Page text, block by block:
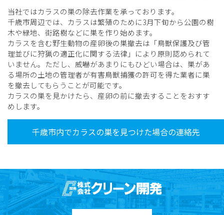
当社ではカラスの巣の除去作業を承っております。
千歳市周辺では、カラスは繁殖のために3月下旬から公園の樹
木や緑地、街路樹などに巣を作り始めます。
カラスを含む野生動物の産卵後の巣撤去は「鳥獣保護及び管
理並びに狩猟の適正化に関する法律」により原則認められて
いません。ただし、威嚇があまりにもひどい場合は、巣があ
る場所の土地の管理者が有害鳥獣捕獲の許可を得た業者に巣
を撤去してもらうことが可能です。
カラスの巣を見かけたら、産卵の前に撤去することをおすす
めします。
千歳市内でカラスの巣を見つけた場合の連絡先